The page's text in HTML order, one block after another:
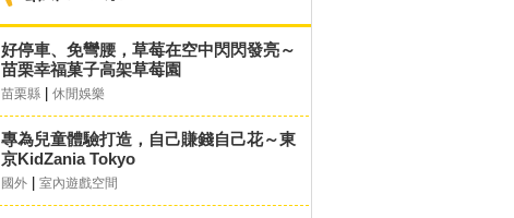
好停車、免彎腰，草莓在空中閃閃發亮～
苗栗幸福菓子高架草莓園
苗栗縣 休閒娛樂
專為兒童體驗打造，自己賺錢自己花～東
京KidZania Tokyo
國外 室內遊戲空間